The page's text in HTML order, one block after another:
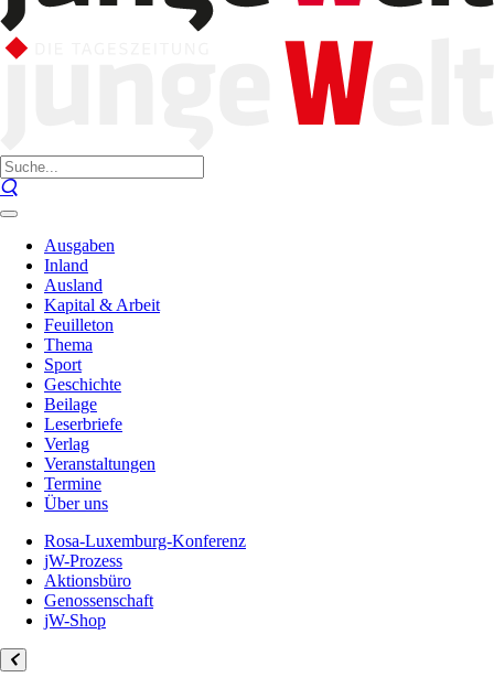
Ausgaben
Inland
Ausland
Kapital & Arbeit
Feuilleton
Thema
Sport
Geschichte
Beilage
Leserbriefe
Verlag
Veranstaltungen
Termine
Über uns
Rosa-Luxemburg-Konferenz
jW-Prozess
Aktionsbüro
Genossenschaft
jW-Shop